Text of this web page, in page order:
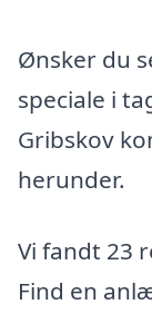
Ønsker du
speciale i
Gribskov
herunder.
Vi fandt 23
Find en